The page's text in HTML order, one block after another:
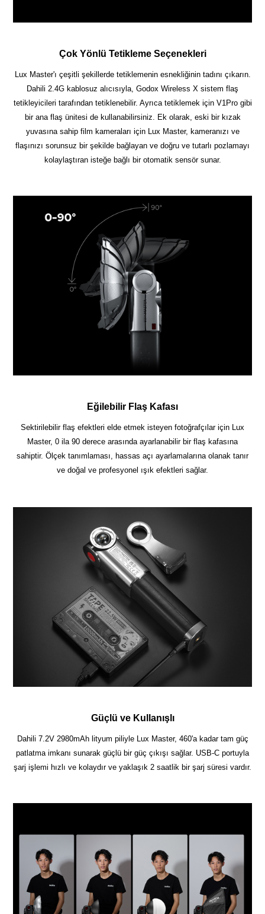
Çok Yönlü Tetikleme Seçenekleri
Lux Master'ı çeşitli şekillerde tetiklemenin esnekliğinin tadını çıkarın.
Dahili 2.4G kablosuz alıcısıyla, Godox Wireless X sistem flaş
tetikleyicileri tarafından tetiklenebilir. Ayrıca tetiklemek için V1Pro gibi
bir ana flaş ünitesi de kullanabilirsiniz. Ek olarak, eski bir kızak
yuvasına sahip film kameraları için Lux Master, kameranızı ve
flaşınızı sorunsuz bir şekilde bağlayan ve doğru ve tutarlı pozlamayı
kolaylaştıran isteğe bağlı bir otomatik sensör sunar.
Eğilebilir Flaş Kafası
Sektirilebilir flaş efektleri elde etmek isteyen fotoğrafçılar için Lux
Master, 0 ila 90 derece arasında ayarlanabilir bir flaş kafasına
sahiptir. Ölçek tanımlaması, hassas açı ayarlamalarına olanak tanır
ve doğal ve profesyonel ışık efektleri sağlar.
Güçlü ve Kullanışlı
Dahili 7.2V 2980mAh lityum piliyle Lux Master, 460'a kadar tam güç
patlatma imkanı sunarak güçlü bir güç çıkışı sağlar. USB-C portuyla
şarj işlemi hızlı ve kolaydır ve yaklaşık 2 saatlik bir şarj süresi vardır.